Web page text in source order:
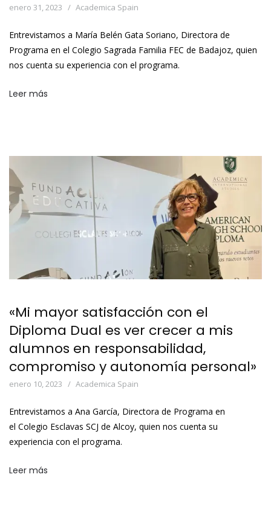
enero 31, 2023 Academica Spain
Entrevistamos a María Belén Gata Soriano, Directora de
Programa en el Colegio Sagrada Familia FEC de Badajoz, quien
nos cuenta su experiencia con el programa.
Leer más
«Mi mayor satisfacción con el
Diploma Dual es ver crecer a mis
alumnos en responsabilidad,
compromiso y autonomía personal»
enero 10, 2023 Academica Spain
Entrevistamos a Ana García, Directora de Programa en
el Colegio Esclavas SCJ de Alcoy, quien nos cuenta su
experiencia con el programa.
Leer más